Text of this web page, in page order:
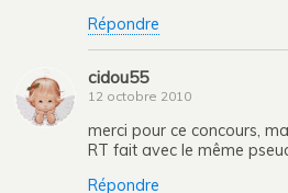
Répondre
cidou55
12 octobre 2010
merci pour ce concours,
RT fait avec le même
Répondre